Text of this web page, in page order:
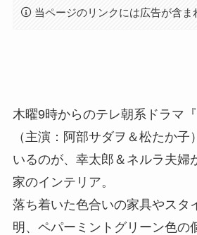
当ページのリンクには広告が含ま
木曜9時からのテレ朝系ドラマ
（主演：阿部サダヲ＆松たか子
いるのが、幸太郎＆ネルラ夫婦
家のインテリア。
落ち着いた色合いの家具やスタ
明、ペパーミントグリーン色の